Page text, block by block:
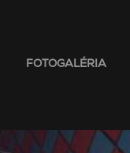
FOTOGALÉRIA